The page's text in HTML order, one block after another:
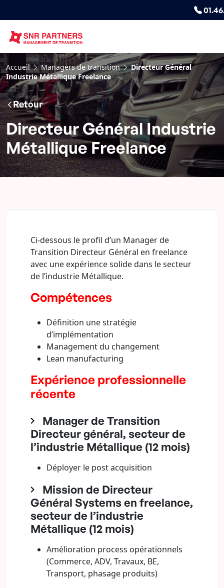
Accueil Managers de transition
Directeur Général
Industrie Métallique Freelance
Retour
Directeur Général Industrie
Métallique Freelance
Ci-dessous le profil d’un Manager de
Transition Directeur Général en freelance
avec une expérience solide dans le secteur
de l’industrie Métallique.
Compétences
Définition une stratégie
d’implémentation
Management du changement
Lean manufacturing
Expérience professionnelle
récente
Manager de Transition
Directeur général, secteur de
l’industrie Métallique (12 mois)
Déployer le post acquisition
Mission de Directeur
Général Systems en freelance,
secteur de l’industrie
Métallique (12 mois)
Amélioration process opérationnels
(Commerce, ADV, Travaux, BE,
Transport, phasage produits)